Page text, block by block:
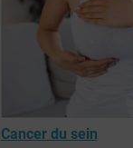
Cancer du sein